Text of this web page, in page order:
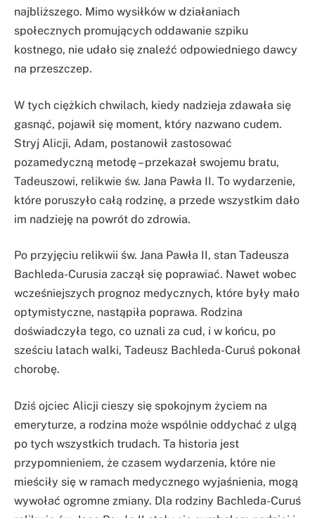
najbliższego. Mimo wysiłków w działaniach
społecznych promujących oddawanie szpiku
kostnego, nie udało się znaleźć odpowiedniego dawcy
na przeszczep.
W tych ciężkich chwilach, kiedy nadzieja zdawała się
gasnąć, pojawił się moment, który nazwano cudem.
Stryj Alicji, Adam, postanowił zastosować
pozamedyczną metodę – przekazał swojemu bratu,
Tadeuszowi, relikwie św. Jana Pawła II. To wydarzenie,
które poruszyło całą rodzinę, a przede wszystkim dało
im nadzieję na powrót do zdrowia.
Po przyjęciu relikwii św. Jana Pawła II, stan Tadeusza
Bachleda-Curusia zaczął się poprawiać. Nawet wobec
wcześniejszych prognoz medycznych, które były mało
optymistyczne, nastąpiła poprawa. Rodzina
doświadczyła tego, co uznali za cud, i w końcu, po
sześciu latach walki, Tadeusz Bachleda-Curuś pokonał
chorobę.
Dziś ojciec Alicji cieszy się spokojnym życiem na
emeryturze, a rodzina może wspólnie oddychać z ulgą
po tych wszystkich trudach. Ta historia jest
przypomnieniem, że czasem wydarzenia, które nie
mieściły się w ramach medycznego wyjaśnienia, mogą
wywołać ogromne zmiany. Dla rodziny Bachleda-Curuś